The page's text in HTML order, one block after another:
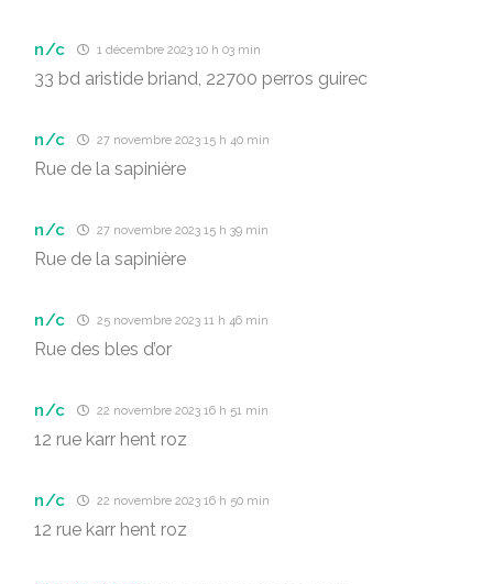
n/c 1 décembre 2023 10 h 03 min
33 bd aristide briand, 22700 perros guirec
n/c 27 novembre 2023 15 h 40 min
Rue de la sapinière
n/c 27 novembre 2023 15 h 39 min
Rue de la sapinière
n/c 25 novembre 2023 11 h 46 min
Rue des bles d’or
n/c 22 novembre 2023 16 h 51 min
12 rue karr hent roz
n/c 22 novembre 2023 16 h 50 min
12 rue karr hent roz